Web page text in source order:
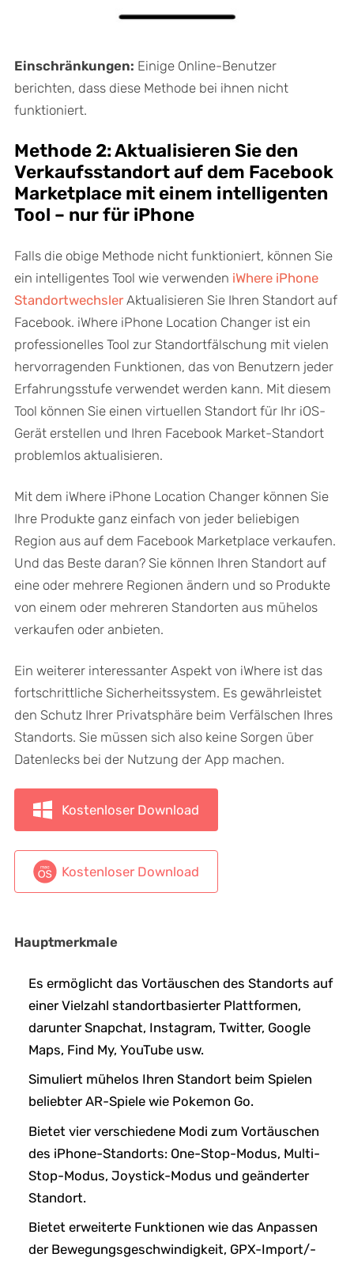
Einschränkungen: Einige Online-Benutzer
berichten, dass diese Methode bei ihnen nicht
funktioniert.
Methode 2: Aktualisieren Sie den
Verkaufsstandort auf dem Facebook
Marketplace mit einem intelligenten
Tool – nur für iPhone
Falls die obige Methode nicht funktioniert, können Sie
ein intelligentes Tool wie verwenden iWhere iPhone
StandortwechslerAktualisieren Sie Ihren Standort auf
Facebook. iWhere iPhone Location Changer ist ein
professionelles Tool zur Standortfälschung mit vielen
hervorragenden Funktionen, das von Benutzern jeder
Erfahrungsstufe verwendet werden kann. Mit diesem
Tool können Sie einen virtuellen Standort für Ihr iOS-
Gerät erstellen und Ihren Facebook Market-Standort
problemlos aktualisieren.
Mit dem iWhere iPhone Location Changer können Sie
Ihre Produkte ganz einfach von jeder beliebigen
Region aus auf dem Facebook Marketplace verkaufen.
Und das Beste daran? Sie können Ihren Standort auf
eine oder mehrere Regionen ändern und so Produkte
von einem oder mehreren Standorten aus mühelos
verkaufen oder anbieten.
Ein weiterer interessanter Aspekt von iWhere ist das
fortschrittliche Sicherheitssystem. Es gewährleistet
den Schutz Ihrer Privatsphäre beim Verfälschen Ihres
Standorts. Sie müssen sich also keine Sorgen über
Datenlecks bei der Nutzung der App machen.
Kostenloser Download
Kostenloser Download
Hauptmerkmale
Es ermöglicht das Vortäuschen des Standorts auf
einer Vielzahl standortbasierter Plattformen,
darunter Snapchat, Instagram, Twitter, Google
Maps, Find My, YouTube usw.
Simuliert mühelos Ihren Standort beim Spielen
beliebter AR-Spiele wie Pokemon Go.
Bietet vier verschiedene Modi zum Vortäuschen
des iPhone-Standorts: One-Stop-Modus, Multi-
Stop-Modus, Joystick-Modus und geänderter
Standort.
Bietet erweiterte Funktionen wie das Anpassen
der Bewegungsgeschwindigkeit, GPX-Import/-